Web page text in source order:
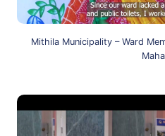
Mithila Municipality – Ward